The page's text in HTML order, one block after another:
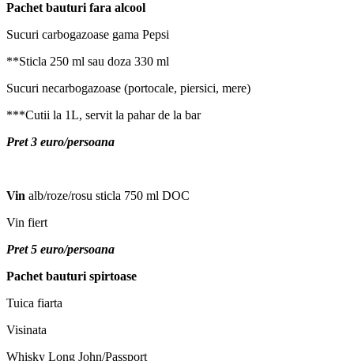
Pachet bauturi fara alcool
Sucuri carbogazoase gama Pepsi
**Sticla 250 ml sau doza 330 ml
Sucuri necarbogazoase (portocale, piersici, mere)
***Cutii la 1L, servit la pahar de la bar
Pret 3 euro/persoana
Vin alb/roze/rosu sticla 750 ml DOC
Vin fiert
Pret 5 euro/persoana
Pachet bauturi spirtoase
Tuica fiarta
Visinata
Whisky Long John/Passport